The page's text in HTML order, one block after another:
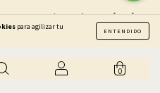
para agilizar tu
ENTENDIDO
0
Para reclamosingresá acá.